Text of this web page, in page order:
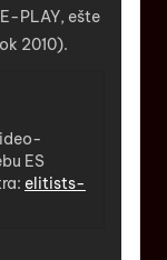
PLAY, ešte
2010).
ES
elitists-